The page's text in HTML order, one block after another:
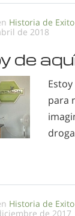
Historia de Exito
de 2018
de
para
Historia de Exito
de 2017